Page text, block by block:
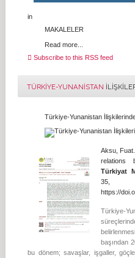
in
MAKALELER
Read more...
Subscribe to this RSS feed
TÜRKIYE-YUNANISTAN
Türkiye-Yunanistan İlişkilerinde
Aksu,
relations
Türkiyat
35,
https://
Türkiye-
başından
bu dönem; savaşlar, işgaller,